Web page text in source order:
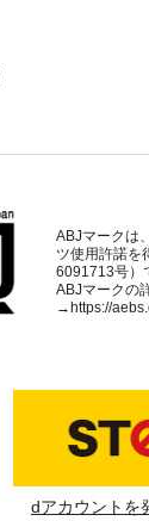
ABJマークは
ツ使用許諾を
6091713号）
ABJマークの
→https://
dアカウントを